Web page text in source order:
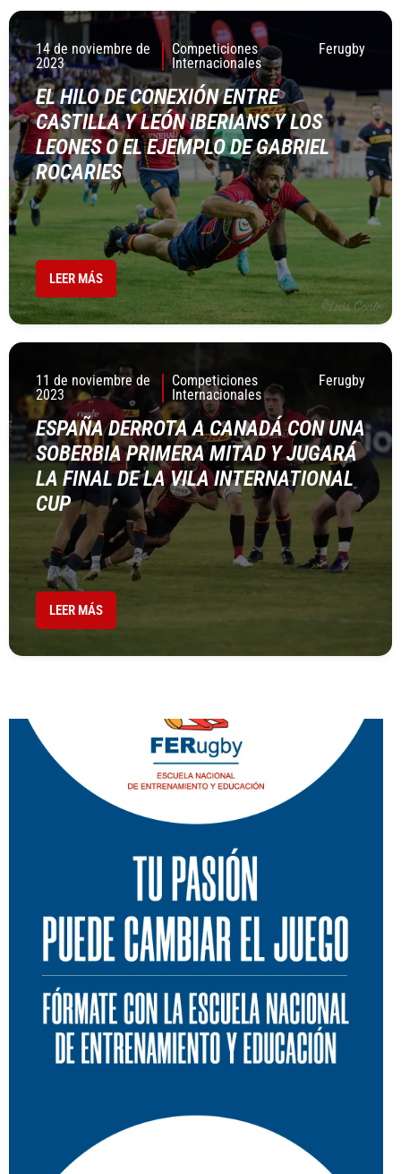
14 de noviembre de
2023
Competiciones
Internacionales
Ferugby
EL HILO DE CONEXIÓN ENTRE
CASTILLA Y LEÓN IBERIANS Y LOS
LEONES O EL EJEMPLO DE GABRIEL
ROCARIES
LEER MÁS
11 de noviembre de
2023
Competiciones
Internacionales
Ferugby
ESPAÑA DERROTA A CANADÁ CON UNA
SOBERBIA PRIMERA MITAD Y JUGARÁ
LA FINAL DE LA VILA INTERNATIONAL
CUP
LEER MÁS